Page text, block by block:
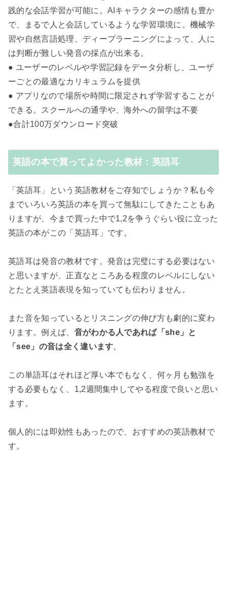
践的な会話学習が可能に。AIキャラクターの感情も豊か
で、まるで人と会話しているような学習環境に。機械学
習や自然言語処理、ディープラーニングによって、人に
は判断が難しい発音の採点が出来る。
● ユーザーのレベルや学習記録をデータ分析し、ユーザ
ーごとの最適なカリキュラムを提供
● アプリなので場所や時間に限定されず学習することが
できる。スクールへの通学や、海外への留学は不要
●合計100万ダウンロード突破
英語の本で買ってよかった教材：英語耳
「英語耳」という英語教材をご存知でしょうか？私も今
までいろいろ英語の本を買って無駄にしてきたこともあ
りますが、今まで買った中で1,2を争うぐらい役に立った
英語の本がこの「英語耳」です。
英語耳は発音の教材です。発音は完璧にする必要はない
と思いますが、正直なところある程度のレベルにしない
とたとえ英語表現を知っていても伝わりません。
また音を知っているとリスニングの伸び方も劇的に変わ
ります。例えば、 音がわかる人であれば「she」と
「see」の音は全く違います。
この単語耳はそれほど厚い本でもなく、何ヶ月も勉強を
する必要もなく、1,2週間集中してやる程度で良いと思い
ます。
個人的には即効性もあったので、おすすめの英語教材で
す。